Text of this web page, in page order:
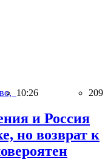
10:26 209
и Россия
но возврат к